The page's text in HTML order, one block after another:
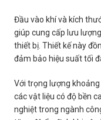
Đầu vào khí và kích
giúp cung cấp lưu
thiết bị. Thiết kế này
đảm bảo hiệu suất tối
Với trọng lượng khoảng
các vật liệu có độ bền
nghiệt trong ngành